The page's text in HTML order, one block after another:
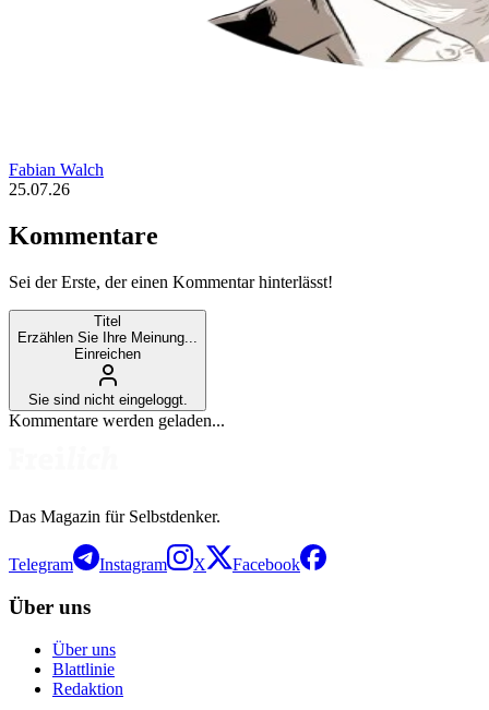
Fabian Walch
25.07.26
Kommentare
Sei der Erste, der einen Kommentar hinterlässt!
Titel
Erzählen Sie Ihre Meinung...
Einreichen
Sie sind nicht eingeloggt.
Kommentare werden geladen...
Das Magazin für Selbstdenker.
Telegram Instagram X Facebook
Über uns
Über uns
Blattlinie
Redaktion